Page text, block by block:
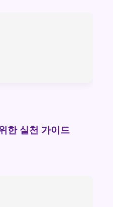
한 실천 가이드